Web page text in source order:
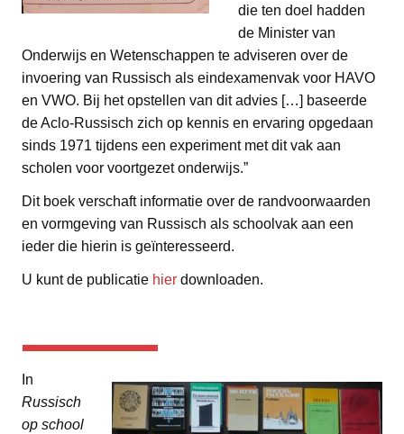
die ten doel hadden
de Minister van
Onderwijs en Wetenschappen te adviseren over de
invoering van Russisch als eindexamenvak voor HAVO
en VWO. Bij het opstellen van dit advies […] baseerde
de Aclo-Russisch zich op kennis en ervaring opgedaan
sinds 1971 tijdens een experiment met dit vak aan
scholen voor voortgezet onderwijs.”
Dit boek verschaft informatie over de randvoorwaarden
en vormgeving van Russisch als schoolvak aan een
ieder die hierin is geïnteresseerd.
U kunt de publicatie hier downloaden.
In
Russisch
op school